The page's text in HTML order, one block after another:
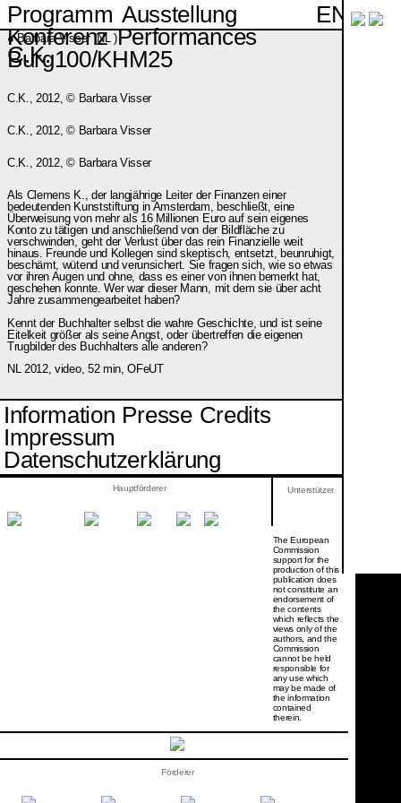
EN
Programm Ausstellung
Konferenz Performances
Burg100/KHM25
●Barbara Visser (NL )
C.K.
C.K., 2012, © Barbara Visser
C.K., 2012, © Barbara Visser
C.K., 2012, © Barbara Visser
Als Clemens K., der langjährige Leiter der Finanzen einer
bedeutenden Kunststiftung in Amsterdam, beschließt, eine
Überweisung von mehr als 16 Millionen Euro auf sein eigenes
Konto zu tätigen und anschließend von der Bildfläche zu
verschwinden, geht der Verlust über das rein Finanzielle weit
hinaus. Freunde und Kollegen sind skeptisch, entsetzt, beunruhigt,
beschämt, wütend und verunsichert. Sie fragen sich, wie so etwas
vor ihren Augen und ohne, dass es einer von ihnen bemerkt hat,
geschehen konnte. Wer war dieser Mann, mit dem sie über acht
Jahre zusammengearbeitet haben?
Kennt der Buchhalter selbst die wahre Geschichte, und ist seine
Eitelkeit größer als seine Angst, oder übertreffen die eigenen
Trugbilder des Buchhalters alle anderen?
NL 2012, video, 52 min, OFeUT
Information Presse Credits
Impressum
Datenschutzerklärung
Hauptförderer
The European
Commission
support for the
production of this
publication does
not constitute an
endorsement of
the contents
which reflects the
views only of the
authors, and the
Commission
cannot be held
responsi­ble for
any use which
may be made of
the information
contained
therein.
Förderer
Unterstützer